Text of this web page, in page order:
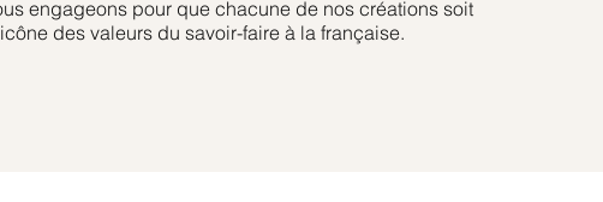
engageons pour que chacune de nos créations soit
icône des valeurs du savoir-faire à la française.